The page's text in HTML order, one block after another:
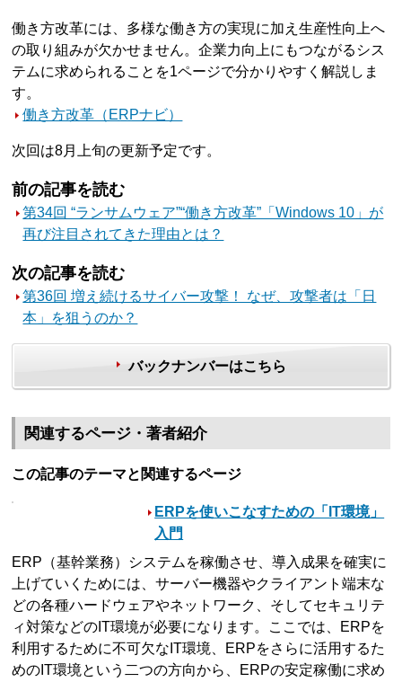
働き方改革には、多様な働き方の実現に加え生産性向上へ
の取り組みが欠かせません。企業力向上にもつながるシス
テムに求められることを1ページで分かりやすく解説しま
す。
働き方改革（ERPナビ）
次回は8月上旬の更新予定です。
前の記事を読む
第34回 “ランサムウェア”“働き方改革”「Windows 10」が
再び注目されてきた理由とは？
次の記事を読む
第36回 増え続けるサイバー攻撃！ なぜ、攻撃者は「日
本」を狙うのか？
バックナンバーはこちら
関連するページ・著者紹介
この記事のテーマと関連するページ
ERPを使いこなすための「IT環境」
入門
ERP（基幹業務）システムを稼働させ、導入成果を確実に
上げていくためには、サーバー機器やクライアント端末な
どの各種ハードウェアやネットワーク、そしてセキュリテ
ィ対策などのIT環境が必要になります。ここでは、ERPを
利用するために不可欠なIT環境、ERPをさらに活用するた
めのIT環境という二つの方向から、ERPの安定稼働に求め